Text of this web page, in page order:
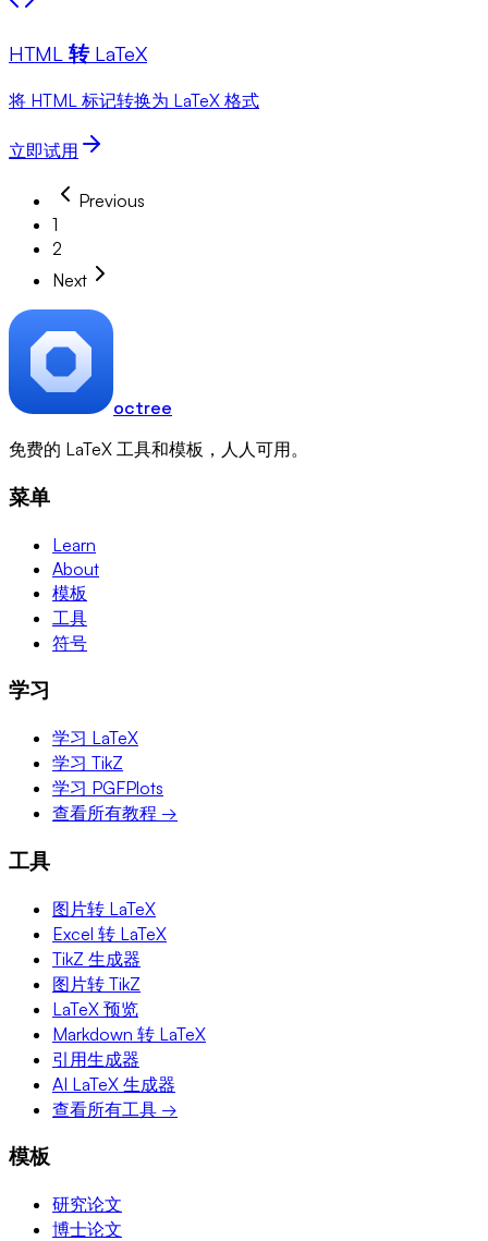
HTML 转 LaTeX
将 HTML 标记转换为 LaTeX 格式
立即试用
Previous
1
2
Next
octree
免费的 LaTeX 工具和模板，人人可用。
菜单
Learn
About
模板
工具
符号
学习
学习 LaTeX
学习 TikZ
学习 PGFPlots
查看所有教程 →
工具
图片转 LaTeX
Excel 转 LaTeX
TikZ 生成器
图片转 TikZ
LaTeX 预览
Markdown 转 LaTeX
引用生成器
AI LaTeX 生成器
查看所有工具 →
模板
研究论文
博士论文